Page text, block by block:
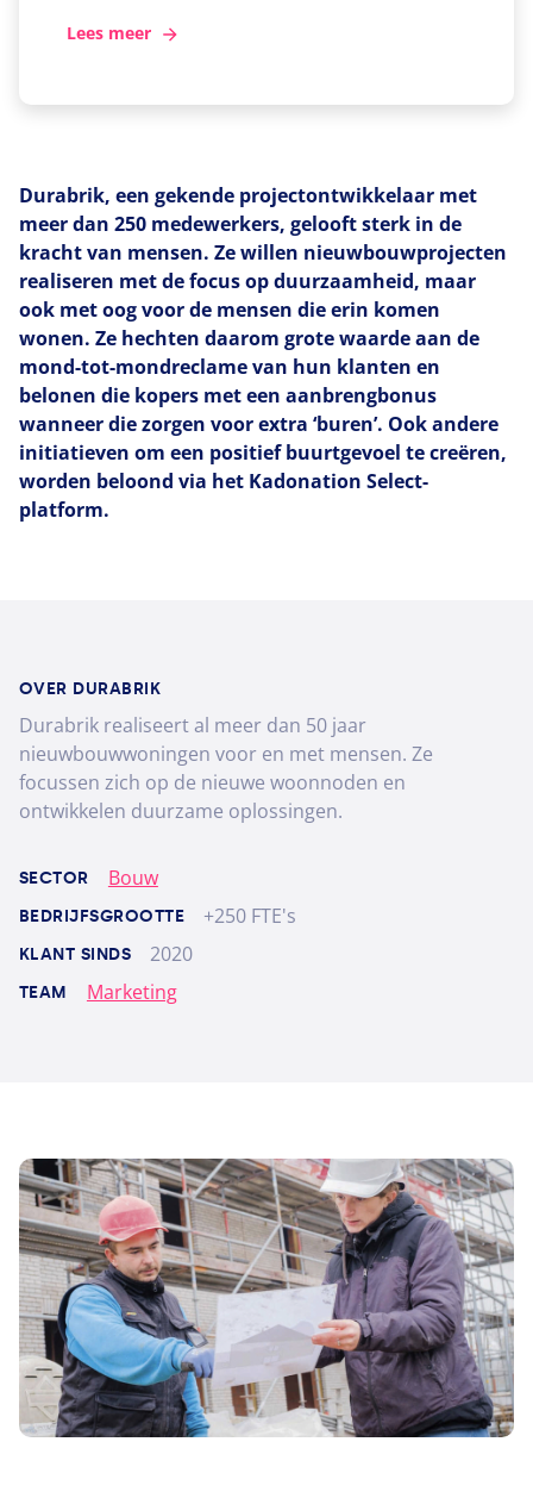
Lees meer
Durabrik, een gekende projectontwikkelaar met
meer dan 250 medewerkers, gelooft sterk in de
kracht van mensen. Ze willen nieuwbouwprojecten
realiseren met de focus op duurzaamheid, maar
ook met oog voor de mensen die erin komen
wonen. Ze hechten daarom grote waarde aan de
mond-tot-mondreclame van hun klanten en
belonen die kopers met een aanbrengbonus
wanneer die zorgen voor extra ‘buren’. Ook andere
initiatieven om een positief buurtgevoel te creëren,
worden beloond via het Kadonation Select-
platform.
OVER DURABRIK
Durabrik realiseert al meer dan 50 jaar
nieuwbouwwoningen voor en met mensen. Ze
focussen zich op de nieuwe woonnoden en
ontwikkelen duurzame oplossingen.
SECTOR Bouw
BEDRIJFSGROOTTE +250 FTE's
KLANT SINDS 2020
TEAM Marketing